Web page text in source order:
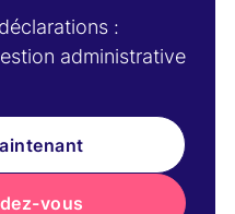
:
administrative
vous